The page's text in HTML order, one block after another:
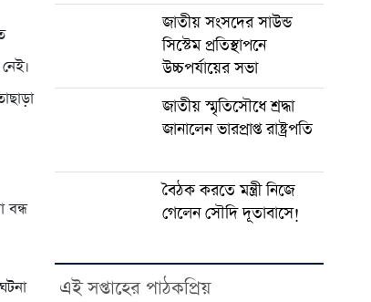
বন্ধ
জাতীয় সংসদের সাউন্ড
সিস্টেম প্রতিস্থাপনে
উচ্চপর্যায়ের সভা
জাতীয় স্মৃতিসৌধে শ্রদ্ধা
জানালেন ভারপ্রাপ্ত রাষ্ট্রপতি
বৈঠক করতে মন্ত্রী নিজে
গেলেন সৌদি দূতাবাসে!
এই সপ্তাহের পাঠকপ্রিয়